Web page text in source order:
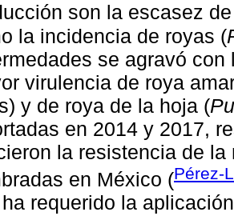
son la escasez
la incidencia de royas (
se agravó
virulencia de roya
y de roya de la hoja (
en 2014 y 2017,
la resistencia de
en México (Pérez-
requerido la